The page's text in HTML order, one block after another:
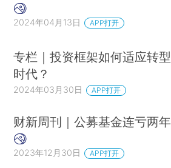
2024年04月13日 APP打开
专栏｜投资框架如何适应转型
时代？
2024年03月30日 APP打开
财新周刊｜公募基金连亏两年
2023年12月30日 APP打开